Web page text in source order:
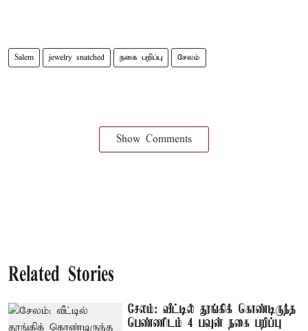
Salem jewelry snatched நகை பறிப்பு சேலம்
Show Comments
Related Stories
சேலம்: வீட்டில் தூங்கிக் கொண்டிருந்த
பெண்ணிடம் 4 பவுன் நகை பறிப்பு